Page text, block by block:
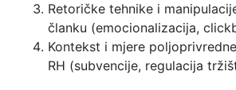
Retoričke tehnike i
članku (emocionalizacija,
Kontekst i mjere
RH (subvencije, regulacija